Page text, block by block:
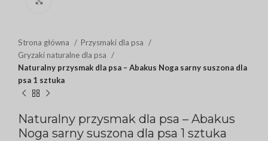
Strona główna
Przysmaki dla psa
Gryzaki naturalne dla psa
Naturalny przysmak dla psa – Abakus Noga sarny suszona dla
psa 1 sztuka
Naturalny przysmak dla psa – Abakus
Noga sarny suszona dla psa 1 sztuka